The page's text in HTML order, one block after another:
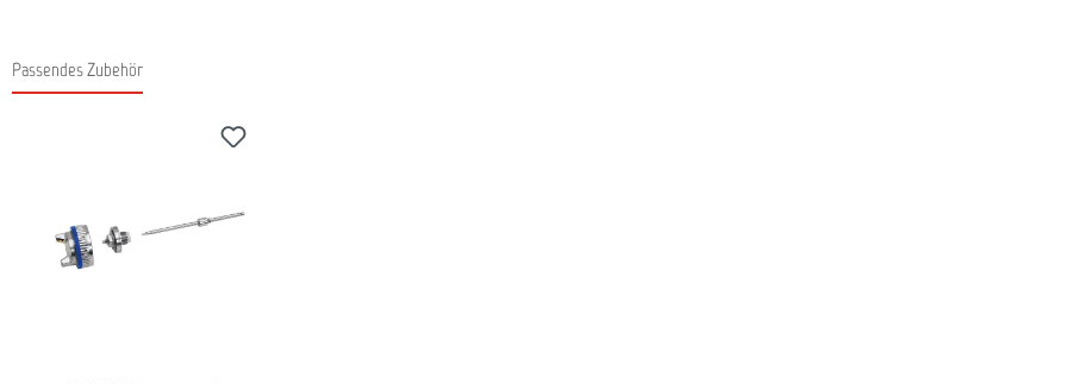
Passendes Zubehör